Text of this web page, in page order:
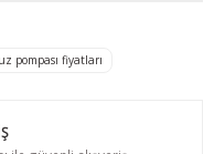
pompası fiyatları